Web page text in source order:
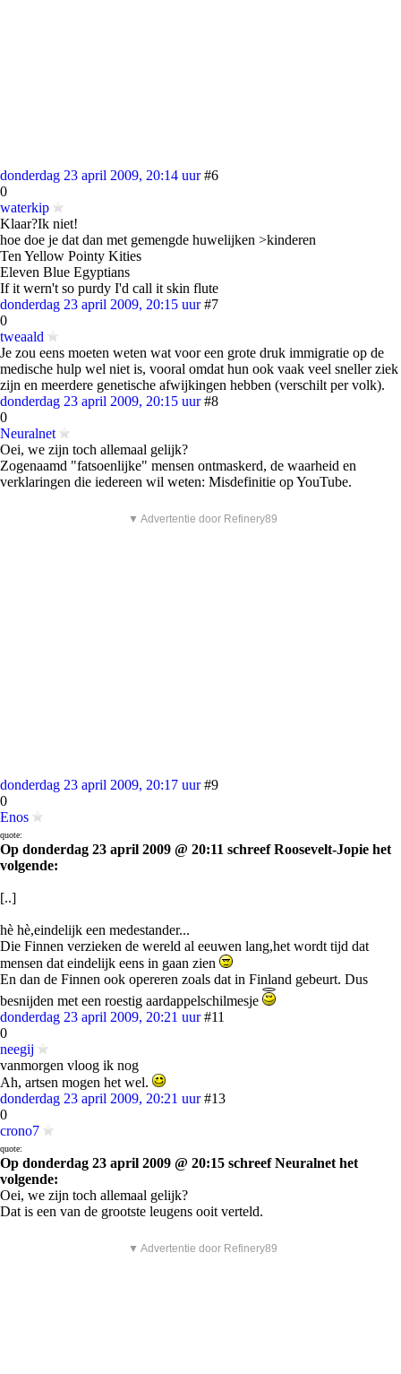
donderdag 23 april 2009, 20:14 uur #6
0
waterkip
Klaar?Ik niet!
hoe doe je dat dan met gemengde huwelijken >kinderen
Ten Yellow Pointy Kities
Eleven Blue Egyptians
If it wern't so purdy I'd call it skin flute
donderdag 23 april 2009, 20:15 uur #7
0
tweaald
Je zou eens moeten weten wat voor een grote druk immigratie op de
medische hulp wel niet is, vooral omdat hun ook vaak veel sneller ziek
zijn en meerdere genetische afwijkingen hebben (verschilt per volk).
donderdag 23 april 2009, 20:15 uur #8
0
Neuralnet
Oei, we zijn toch allemaal gelijk?
Zogenaamd "fatsoenlijke" mensen ontmaskerd, de waarheid en
verklaringen die iedereen wil weten: Misdefinitie op YouTube.
▼ Advertentie door Refinery89
donderdag 23 april 2009, 20:17 uur #9
0
Enos
quote:
Op donderdag 23 april 2009 @ 20:11 schreef Roosevelt-Jopie het
volgende:
[..]
hè hè,eindelijk een medestander...
Die Finnen verzieken de wereld al eeuwen lang,het wordt tijd dat
mensen dat eindelijk eens in gaan zien
En dan de Finnen ook opereren zoals dat in Finland gebeurt. Dus
besnijden met een roestig aardappelschilmesje
donderdag 23 april 2009, 20:21 uur #11
0
neegij
vanmorgen vloog ik nog
Ah, artsen mogen het wel.
donderdag 23 april 2009, 20:21 uur #13
0
crono7
quote:
Op donderdag 23 april 2009 @ 20:15 schreef Neuralnet het
volgende:
Oei, we zijn toch allemaal gelijk?
Dat is een van de grootste leugens ooit verteld.
▼ Advertentie door Refinery89